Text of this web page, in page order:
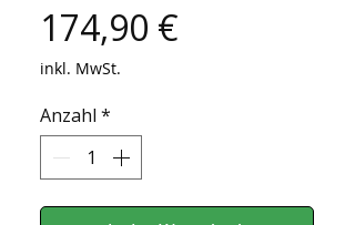
174,90 €
inkl. MwSt.
Anzahl *